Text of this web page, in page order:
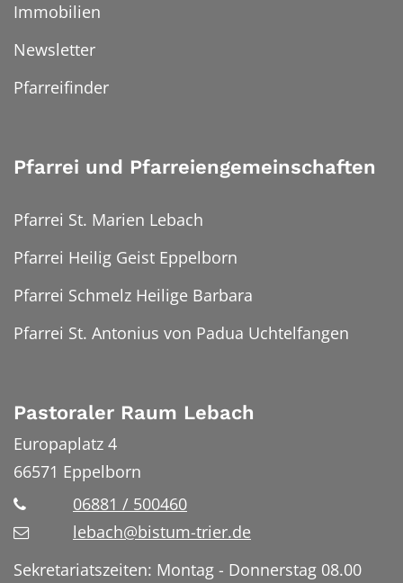
Immobilien
Newsletter
Pfarreifinder
Pfarrei und Pfarreiengemeinschaften
Pfarrei St. Marien Lebach
Pfarrei Heilig Geist Eppelborn
Pfarrei Schmelz Heilige Barbara
Pfarrei St. Antonius von Padua Uchtelfangen
Pastoraler Raum Lebach
Europaplatz 4
66571 Eppelborn
06881 / 500460
lebach@bistum-trier.de
Sekretariatszeiten: Montag - Donnerstag 08.00